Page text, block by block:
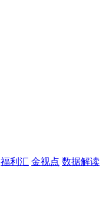
福利汇 金视点 数据解读